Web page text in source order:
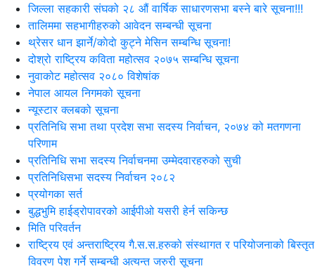
जिल्ला सहकारी संघको २८ औं वार्षिक साधारणसभा बस्ने बारे सूचना!!!
तालिममा सहभागीहरुको आवेदन सम्बन्धी सूचना
थ्रेसर धान झार्ने/काेदाे कुट्ने मेसिन सम्बन्धि सूचना!
दोश्रो राष्ट्रिय कविता महोत्सव २०७५ सम्बन्धि सूचना
नुवाकोट महोत्सव २०८० विशेषांक
नेपाल आयल निगमको सूचना
न्यूस्टार क्लबको सूचना
प्रतिनिधि सभा तथा प्रदेश सभा सदस्य निर्वाचन, २०७४ को मतगणना
परिणाम
प्रतिनिधि सभा सदस्य निर्वाचनमा उम्मेदवारहरुको सुची
प्रतिनिधिसभा सदस्य निर्वाचन २०८२
प्रयोगका सर्त
बुद्धभुमि हाईड्रोपावरको आईपीओ यसरी हेर्न सकिन्छ
मिति परिवर्तन
राष्ट्रिय एवं अन्तराष्ट्रिय गै.स.स.हरुको संस्थागत र परियोजनाको बिस्तृत
विवरण पेश गर्ने सम्बन्धी अत्यन्त जरुरी सूचना